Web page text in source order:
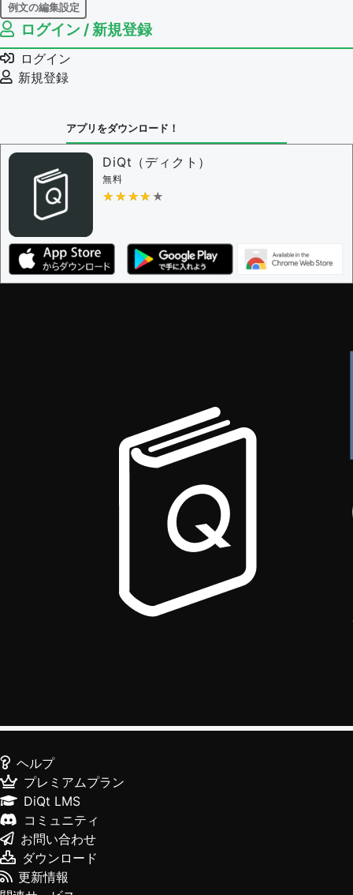
例文の編集設定
例文の編集権限を持つユーザー -
例文の編集を審査する
例文の削除を審査する
審査に対する投票権限を持つユーザー -
問題の編集権限を持つユーザー -
審査に対する投票権限を持つユーザー -
ザー
決定に必要な投票数 -
編集ガイドライン
ログイン / 新規登録
ログイン
新規登録
アプリをダウンロード！
DiQt（ディクト）
無料
★★★★★
★★★★★
ヘルプ
プレミアムプラン
DiQt LMS
コミュニティ
お問い合わせ
ダウンロード
更新情報